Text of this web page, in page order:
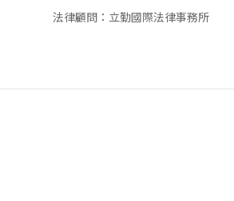
法律顧問：立勤國際法律事務所